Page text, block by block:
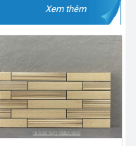
Xem thêm